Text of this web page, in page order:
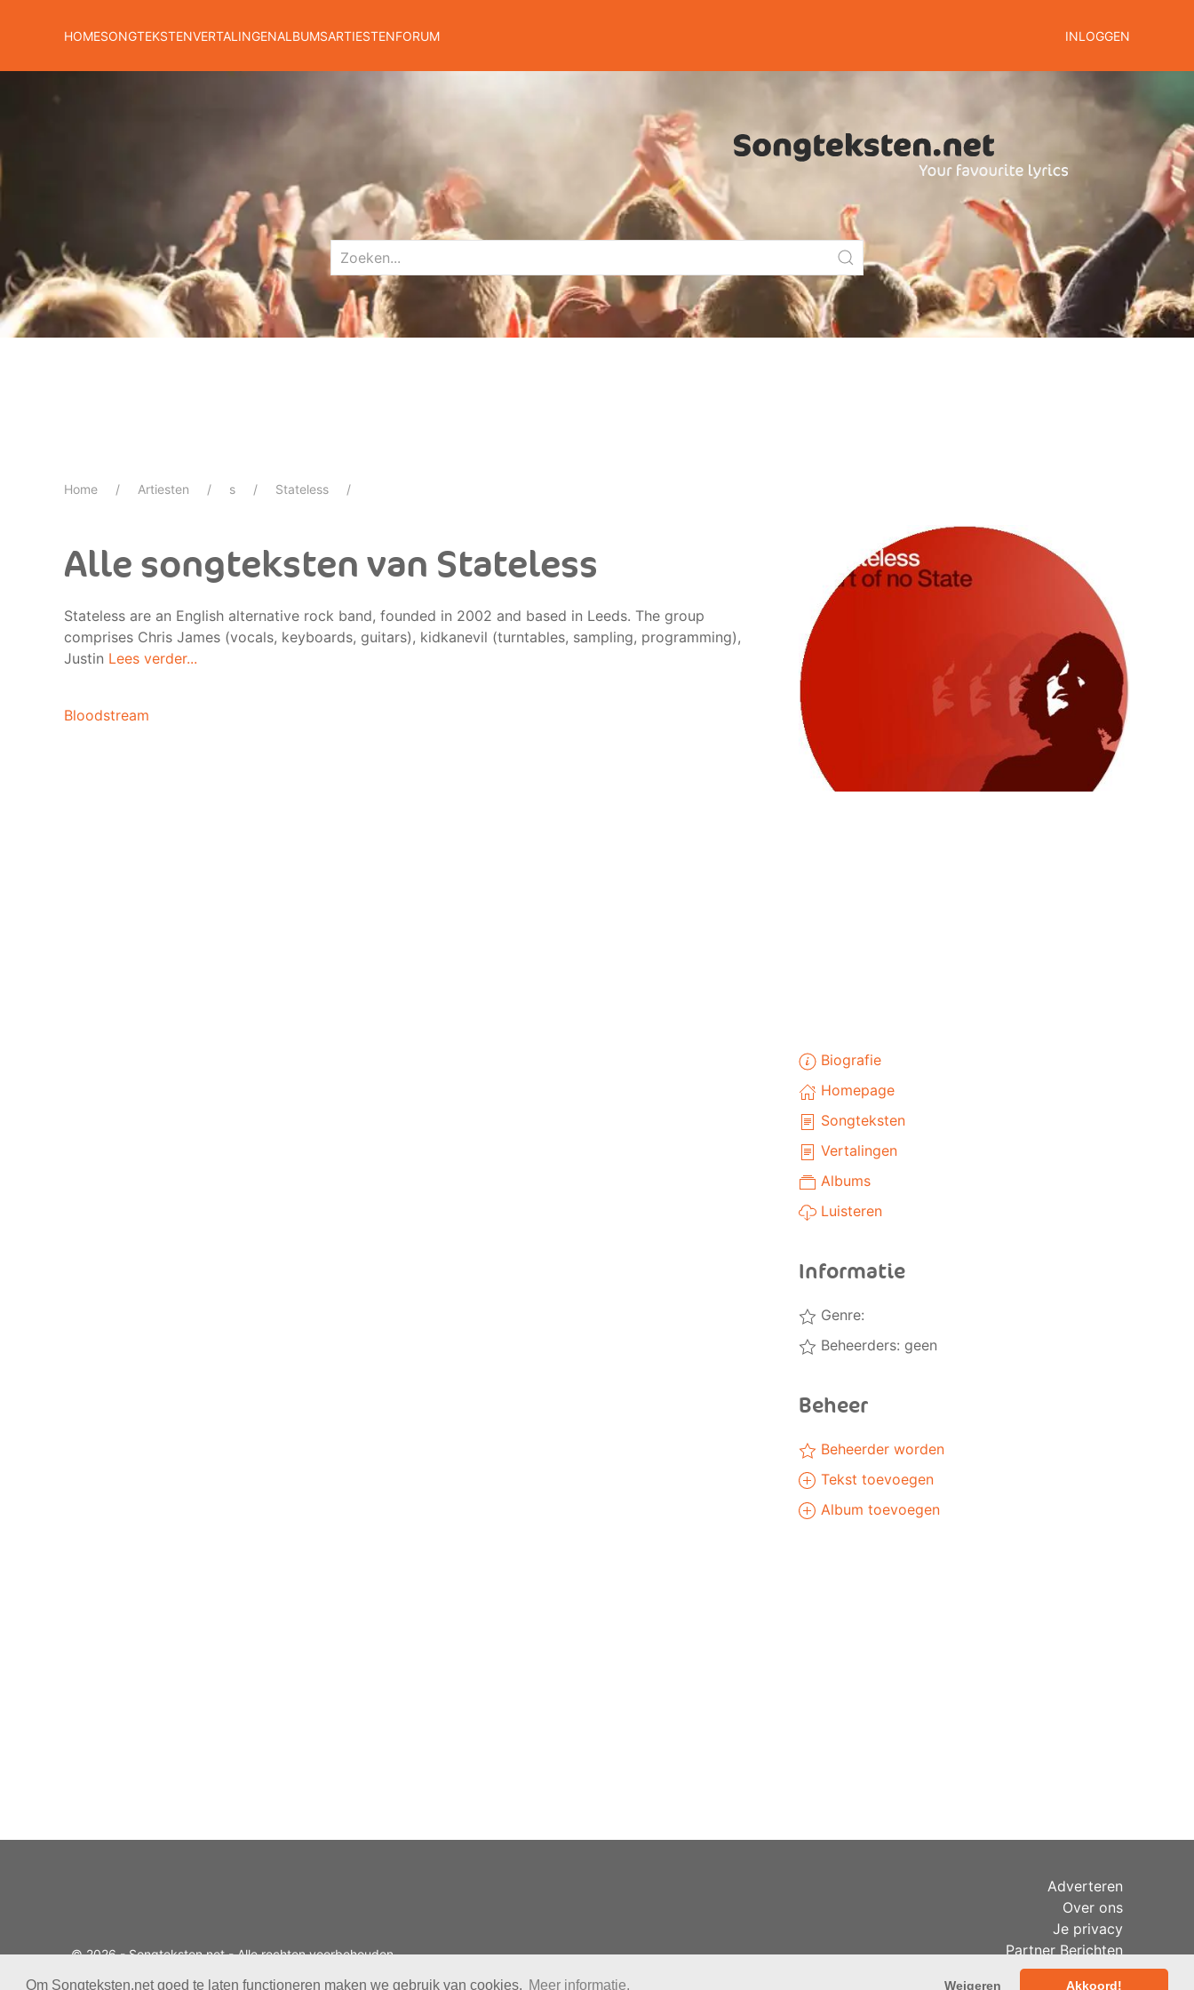
Om Songteksten.net goed te laten functioneren maken we gebruik van cookies. Meer informatie. Weigeren Akkoord!
HOMESONGTEKSTENVERTALINGENALBUMSARTIESTENFORUM INLOGGEN
Home Artiesten s Stateless
Alle songteksten van Stateless
Stateless are an English alternative rock band, founded in 2002 and based in Leeds. The group
comprises Chris James (vocals, keyboards, guitars), kidkanevil (turntables, sampling, programming),
Justin Lees verder...
Bloodstream
Biografie
Homepage
Songteksten
Vertalingen
Albums
Luisteren
Informatie
Genre:
Beheerders: geen
Beheer
Beheerder worden
Tekst toevoegen
Album toevoegen
© 2026 - Songteksten.net - Alle rechten voorbehouden.
Adverteren
Over ons
Je privacy
Partner Berichten
RSS